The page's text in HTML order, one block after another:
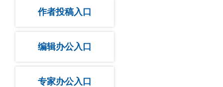
作者投稿入口
编辑办公入口
专家办公入口